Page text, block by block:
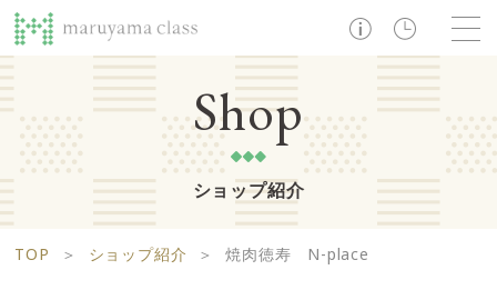
TOP
ショップ レストラン・カフェ ショップニュース
Life support floor
ライフサポートフロア
Shop
ショップ紹介
TOP ＞ ショップ紹介 ＞ 焼肉徳寿 N-place